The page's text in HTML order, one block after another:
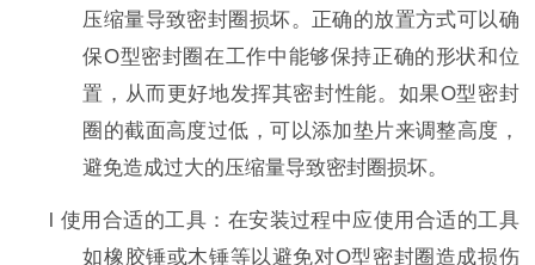
压缩量导致密封圈损坏。正确的放置方式可以确
保O型密封圈在工作中能够保持正确的形状和位
置，从而更好地发挥其密封性能。如果O型密封
圈的截面高度过低，可以添加垫片来调整高度，
避免造成过大的压缩量导致密封圈损坏。
l 使用合适的工具：在安装过程中应使用合适的工具
如橡胶锤或木锤等以避免对O型密封圈造成损伤